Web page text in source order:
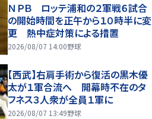
ＮＰＢ ロッテ浦和の２軍戦６試合
の開始時間を正午から１０時半に変
更 熱中症対策による措置
2026/08/07 14:00野球
【西武】右肩手術から復活の黒木優
太が１軍合流へ 開幕時不在のタ
フネス３人衆が全員１軍に
2026/08/07 13:49野球